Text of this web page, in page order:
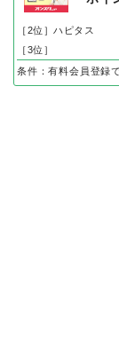
［2位］ハピタス
［3位］
条件：有料会員登録